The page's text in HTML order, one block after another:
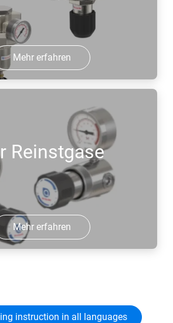
Mehr erfahren
Reinstgase
Mehr erfahren
instruction in all languages